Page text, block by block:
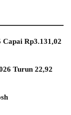
Rp3.131,02
Turun 22,92